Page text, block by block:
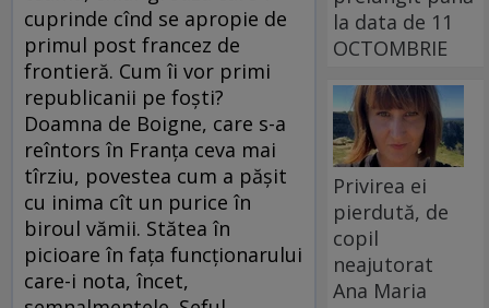
cuprinde cînd se apropie de
primul post francez de
frontieră. Cum îi vor primi
republicanii pe foşti?
Doamna de Boigne, care s-a
reîntors în Franţa ceva mai
tîrziu, povestea cum a păşit
cu inima cît un purice în
biroul vămii. Stătea în
picioare în faţa funcţionarului
care-i nota, încet,
la data de 11
OCTOMBRIE
Privirea ei
pierdută, de
copil
neajutorat
Ana Maria